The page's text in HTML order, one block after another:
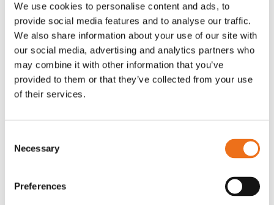
We use cookies to personalise content and ads, to
provide social media features and to analyse our traffic.
We also share information about your use of our site with
our social media, advertising and analytics partners who
may combine it with other information that you’ve
provided to them or that they’ve collected from your use
of their services.
Selection
Necessary
Preferences
Lägg till i varukorg
Rotor, komplett med slagor
OR80013456G
(ex. moms)
Grön truckknapp
A00220
kr (ex. moms)